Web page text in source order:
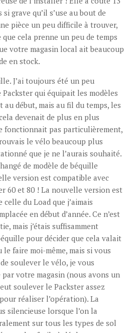
grave qu’il s’use au bout de
pièce un peu difficile à trouver,
cela prenne un peu de temps
votre magasin local ait beaucoup
en stock.
J’ai toujours été un peu
qui équipait les modèles
au début, mais au fil du temps, les
devenait de plus en plus
fonctionnait pas particulièrement,
le vélo beaucoup plus
que je ne l’aurais souhaité.
de modèle de béquille
version est compatible avec
60 et 80 ! La nouvelle version est
du Load que j’aimais
en début d’année. Ce n’est
mais j’étais suffisamment
pour décider que cela valait
le faire moi-même, mais si vous
soulever le vélo, je vous
votre magasin (nous avons un
soulever le Packster assez
réaliser l’opération). La
silencieuse lorsque l’on la
sur tous les types de sol